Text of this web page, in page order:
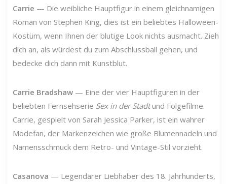
Carrie — Die weibliche Hauptfigur in einem gleichnamigen
Roman von Stephen King, dies ist ein beliebtes Halloween-
Kostüm, wenn Ihnen der blutige Look nichts ausmacht. Zieh
dich an, als würdest du zum Abschlussball gehen, und
bedecke dich dann mit Kunstblut.
Carrie Bradshaw — Eine der vier Hauptfiguren in der
beliebten Fernsehserie Sex in der Stadtund Folgefilme.
Carrie, gespielt von Sarah Jessica Parker, ist ein wahrer
Modefan, der Markenzeichen wie große Blumennadeln und
Namensschmuck dem Retro- und Vintage-Stil vorzieht.
Casanova — Legendärer Liebhaber des 18. Jahrhunderts,